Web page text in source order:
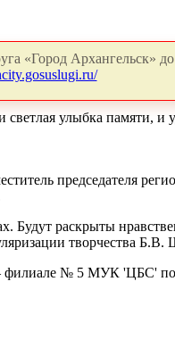
«Город Архангельск»
улыбка памяти,
председателя
Будут раскрыты
творчества Б.В.
№ 5 МУК 'ЦБС' по